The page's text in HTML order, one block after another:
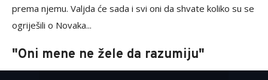
prema njemu. Valjda će sada i svi oni da shvate koliko su se
ogriješili o Novaka...
"Oni mene ne žele da razumiju"